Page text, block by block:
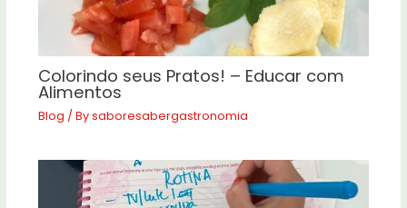
Colorindo seus Pratos! – Educar com
Alimentos
Blog / Bysaboresabergastronomia